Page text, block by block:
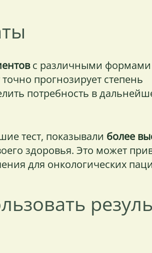
с различными формами
прогнозирует степень
потребность в
тест, показывали более
здоровья. Это может
для онкологических